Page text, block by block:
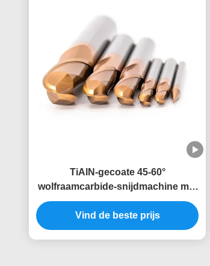
TiAlN-gecoate 45-60°
wolfraamcarbide-snijdmachine met
3-4 fluitjes
Vind de beste prijs